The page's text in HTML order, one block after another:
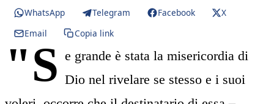
WhatsApp Telegram Facebook
X
Email
Copia link
"S e grande è stata la misericordia di
Dio nel rivelare se stesso e i suoi